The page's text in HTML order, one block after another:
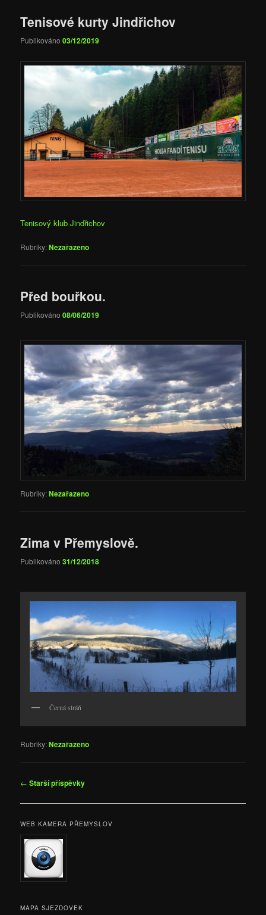
Tenisové kurty Jindřichov
Publikováno03/12/2019
Tenisový klub Jindřichov
Rubriky:Nezařazeno
Před bouřkou.
Publikováno08/06/2019
Rubriky:Nezařazeno
Zima v Přemyslově.
Publikováno31/12/2018
Černá stráň
Rubriky:Nezařazeno
Navigace
příspěvky
← Starší příspěvky
WEB KAMERA PŘEMYSLOV
MAPA SJEZDOVEK